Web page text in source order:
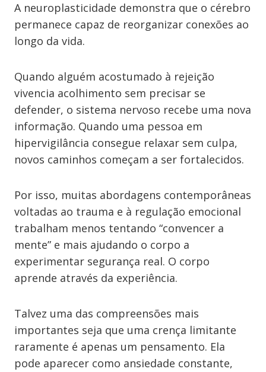
A neuroplasticidade demonstra que o cérebro
permanece capaz de reorganizar conexões ao
longo da vida.
Quando alguém acostumado à rejeição
vivencia acolhimento sem precisar se
defender, o sistema nervoso recebe uma nova
informação. Quando uma pessoa em
hipervigilância consegue relaxar sem culpa,
novos caminhos começam a ser fortalecidos.
Por isso, muitas abordagens contemporâneas
voltadas ao trauma e à regulação emocional
trabalham menos tentando “convencer a
mente” e mais ajudando o corpo a
experimentar segurança real. O corpo
aprende através da experiência.
Talvez uma das compreensões mais
importantes seja que uma crença limitante
raramente é apenas um pensamento. Ela
pode aparecer como ansiedade constante,